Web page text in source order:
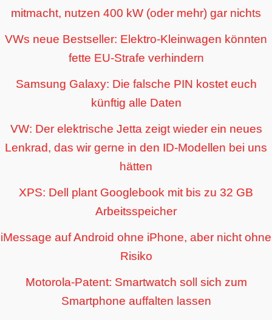
mitmacht, nutzen 400 kW (oder mehr) gar nichts
VWs neue Bestseller: Elektro-Kleinwagen könnten
fette EU-Strafe verhindern
Samsung Galaxy: Die falsche PIN kostet euch
künftig alle Daten
VW: Der elektrische Jetta zeigt wieder ein neues
Lenkrad, das wir gerne in den ID-Modellen bei uns
hätten
XPS: Dell plant Googlebook mit bis zu 32 GB
Arbeitsspeicher
iMessage auf Android ohne iPhone, aber nicht ohne
Risiko
Motorola-Patent: Smartwatch soll sich zum
Smartphone auffalten lassen